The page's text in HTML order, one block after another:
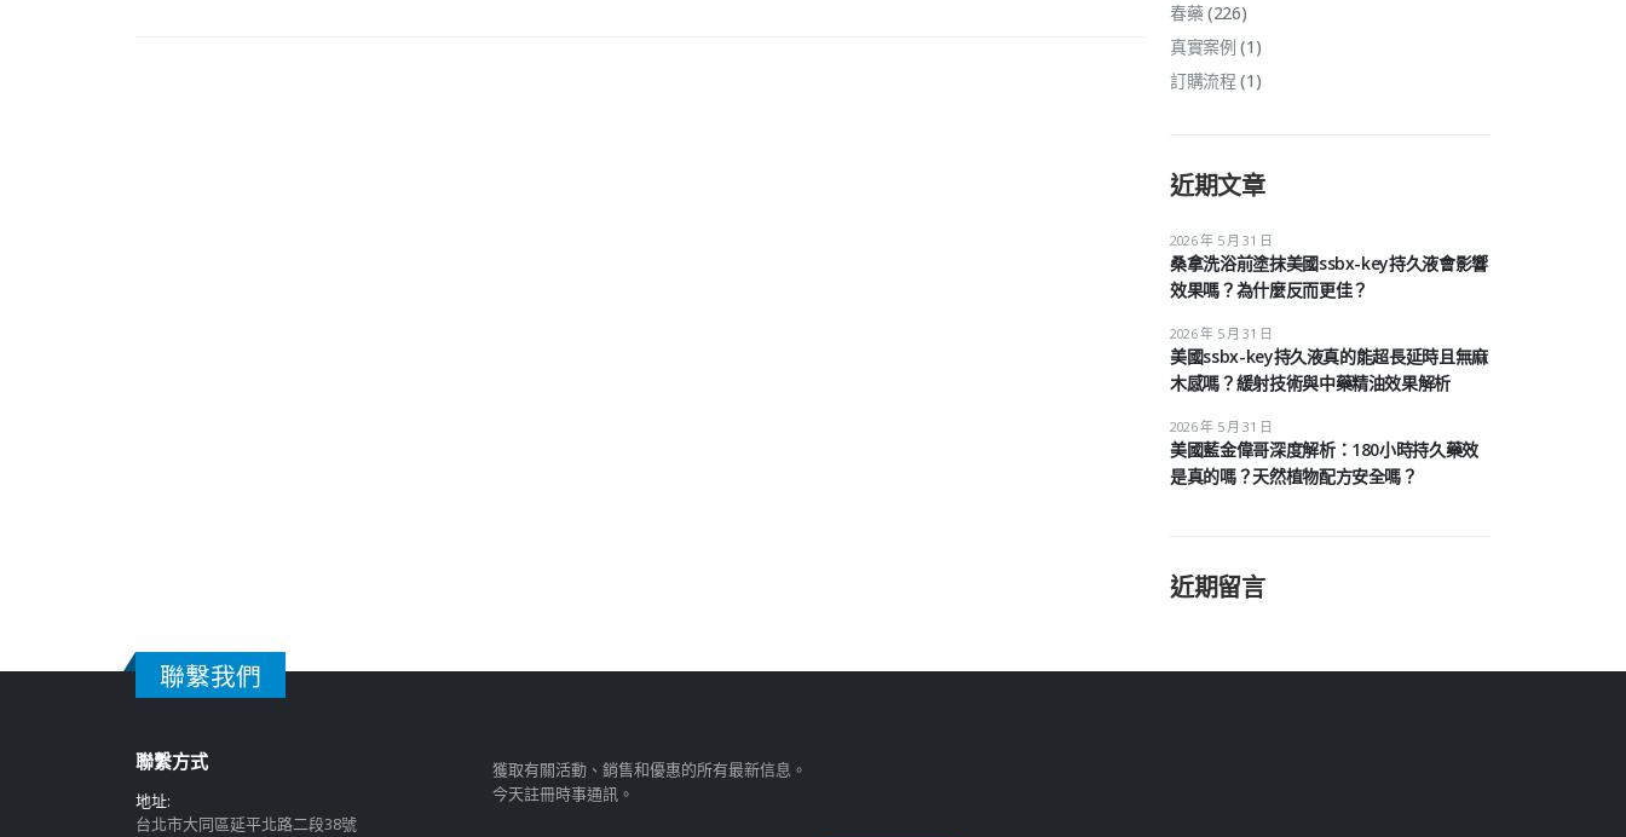
春藥(226)
真實案例 (1)
訂購流程 (1)
近期文章
桑拿洗浴前塗抹美國ssbx-key持久液會影響
效果嗎？為什麼反而更佳？
2026 年 5 月 31 日
美國ssbx-key持久液真的能超長延時且無麻
木感嗎？緩射技術與中藥精油效果解析
2026 年 5 月 31 日
美國藍金偉哥深度解析：180小時持久藥效
是真的嗎？天然植物配方安全嗎？
2026 年 5 月 31 日
近期留言
聯繫我們
聯繫方式
地址:
台北市大同區延平北路二段38號
獲取有關活動、銷售和優惠的所有最新信息。
今天註冊時事通訊。